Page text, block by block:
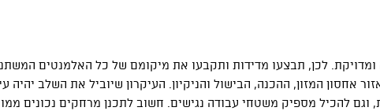
ומדויקת. לכן, תבצעו מדידות ותקבעו את מיקומם של כל האלמנטים
אחסון המזון, ההכנה, הבישול והניקיון. העיקרון שיוביל את השלב יהיה
להכיל מספיק משטחי עבודה נגישים. חשוב לתכנן מרחקים נכונים